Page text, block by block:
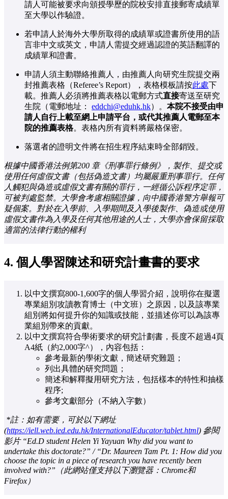
請人可能被要求向頒授學歷的院校安排直接郵寄成績單
至大學以作驗證。
若申請人於海外大學所取得的成績單或證書所使用的語
言非中文或英文，申請人需提交經過認證的英語翻譯的
成績單和證書。
申請人須主動聯絡推薦人，由推薦人向研究生院提交兩
封推薦表格（Referee’s Report），表格模板請按此處下
載。推薦人必須將推薦表格以電郵方式直接寄送至研究
生院（電郵地址： eddchi@eduhk.hk）。 本院不接受由申
請人自行上載至網上申請平台，或代其推薦人電郵至本
院的推薦表格。表格內所有資料將嚴格保密。
落選者的證明文件將在招生程序結束時全部銷毀。
根據中國香港法例第200 章《刑事罪行條例》，製作、提交或
使用任何虛假文書（包括偽造文書）均屬嚴重刑事罪行。任何
人觸犯與偽造或虛假文書有關的罪行，一經循公訴程序定罪，
可被判處監禁。大學會考慮相關證據，向中國香港警方舉報可
疑個案。對於在入學前、入學期間及入學後製作、偽造或使用
虛假文書作為入學及任何其他用途的人士，大學亦會保留採取
適當的法律行動的權利
4.個人學習陳述和研究計畫書的要求
以中文撰寫800-1,600字的個人學習介紹，說明你在擬選
專業組別攻讀教育博士（中文班）之原因，以及該專業
組別將如何提升你的知識或技能，並描述你可以為該專
業組別帶來的貢獻。
以中文撰寫符合學術要求的研究計劃書，長度不超過4頁
A4紙（約2,000字^），內容包括：
參考最新的學術文獻，簡述研究難題；
列出具體的研究問題；
簡述和解釋擬用研究方法，包括樣本的特性和抽樣
程序;
參考文獻部分（不納入字數）
*註：如有需要，可於以下網址
(https://iell.web.ied.edu.hk/InternationalEducator/tablet.html) 參閱
影片 “Ed.D student Helen Yi Yayuan Why did you want to
undertake this doctorate?” / “Dr. Maureen Tam Pt. 1: How did you
choose the topic in a piece of research you have recently been
involved with?”（此網站僅支持以下瀏覽器：Chrome和
Firefox）